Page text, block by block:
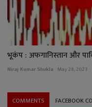
भूकंप : अफगानिस्‍तान और
Niraj Kumar Shukla May 28, 2023
COMMENTS FACEBOOK